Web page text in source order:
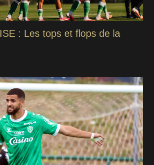
: Les tops et flops de la